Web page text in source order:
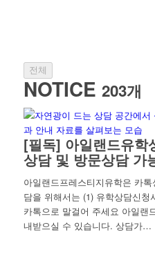
전체
NOTICE 203개
[필독] 아일랜드유학
상담 및 방문상담 가
아일랜드프레스티지유학은 카
담을 위해서는 (1) 유학상담신
카톡으로 말걸어 주세요 아일랜
내받으실 수 있습니다. 상담가…